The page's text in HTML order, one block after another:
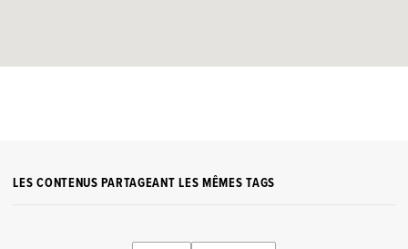
LES CONTENUS PARTAGEANT LES MÊMES TAGS